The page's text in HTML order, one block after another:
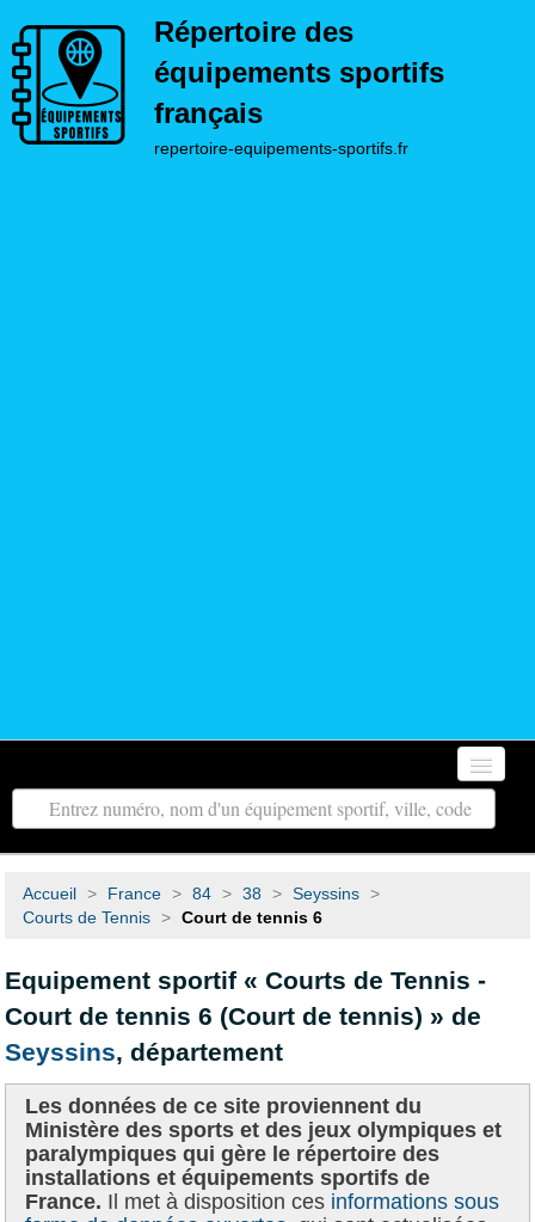
Répertoire des
équipements sportifs
français
repertoire-equipements-sportifs.fr
Accueil
Autour de moi
Toutes les régions
Contact
Recherche avancée
Accueil > France > 84 > 38 > Seyssins >
Courts de Tennis > Court de tennis 6
Equipement sportif « Courts de Tennis -
Court de tennis 6 (Court de tennis) » de
Seyssins, département
Les données de ce site proviennent du
Ministère des sports et des jeux olympiques et
paralympiques qui gère le répertoire des
installations et équipements sportifs de
France. Il met à disposition ces informations sous